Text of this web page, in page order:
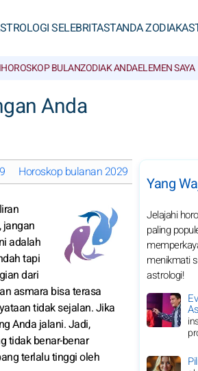
SELEBRITASTANDA ZODIAK
HOROSKOP BULANZODIAK ANDAELEMEN SAYA
Anda
Horoskop bulanan 2029 Pisces: pilih
adalah
tapi
dari
asmara bisa terasa
tidak sejalan. Jika
Anda jalani. Jadi,
tidak benar-benar
terlalu tinggi oleh
Yang
Jelajahi
paling
menikmati
astrologi!